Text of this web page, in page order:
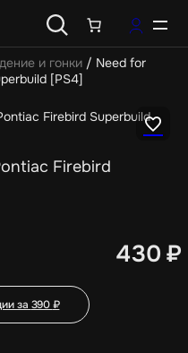
и гонки / Need for
[PS4]
Firebird
430 ₽
за 390₽